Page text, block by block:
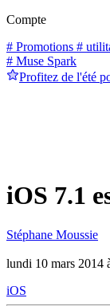
Compte
# Promotions #
# Muse Spark
Profitez de l'été
iOS 7.1
Stéphane Moussie
lundi 10 mars 2014
iOS